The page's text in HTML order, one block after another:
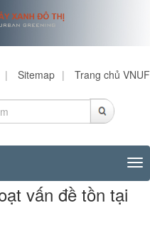
| Sitemap | Trang chủ VNUF
vấn đề tồn tại